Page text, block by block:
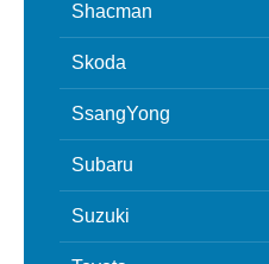
Shacman
Skoda
SsangYong
Subaru
Suzuki